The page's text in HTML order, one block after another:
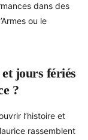
dans des
ou le
et jours fériés
?
l’histoire et
rassemblent